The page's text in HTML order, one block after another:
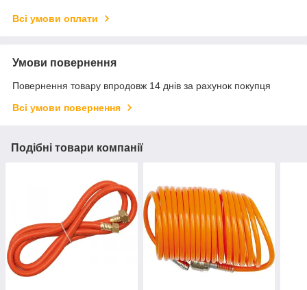
Всі умови оплати
Умови повернення
Повернення товару впродовж 14 днів за рахунок покупця
Всі умови повернення
Подібні товари компанії